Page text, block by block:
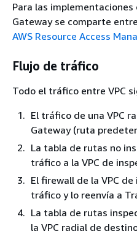
Para las
Gateway se comparte
AWS Resource Access
Flujo de tráfico
Todo el tráfico entre VPC
El tráfico de una VPC
Gateway (ruta
La tabla de rutas no
tráfico a la VPC de
El firewall de la VPC
tráfico y lo reenvía a
La tabla de rutas
la VPC radial de